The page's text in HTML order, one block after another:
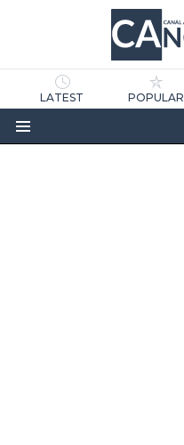
LATEST POPULAR
Menu